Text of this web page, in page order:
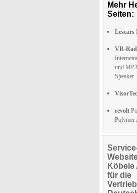
Mehr
Seiten:
Lescars
VR-
und
Speaker
revolt
Polymer
für die